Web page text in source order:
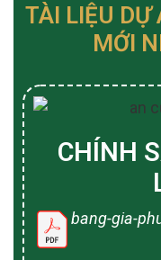
TÀI LIỆU
MỚI
CHÍNH
bang-gia-